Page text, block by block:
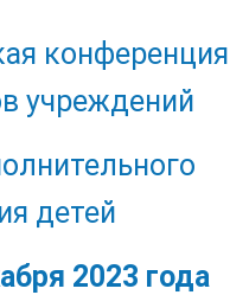
конференция
учреждений
детей
2023 года